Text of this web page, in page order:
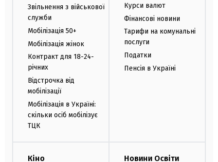
Звільнення з військової
служби
Мобілізація 50+
Мобілізація жінок
Контракт для 18-24-
річних
Відстрочка від
мобілізації
Мобілізація в Україні:
скільки осіб мобілізує
ТЦК
Курси валют
Фінансові новини
Тарифи на комунальні
послуги
Податки
Пенсія в Україні
Кіно Новини Освіти